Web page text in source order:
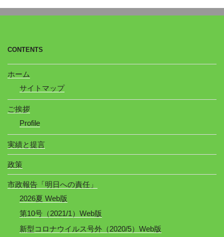
CONTENTS
ホーム
サイトマップ
ご挨拶
Profile
実績と提言
政策
市政報告「明日への責任」
2026夏 Web版
第10号（2021/1）Web版
新型コロナウイルス号外（2020/5）Web版